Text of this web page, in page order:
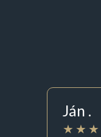
Ján .